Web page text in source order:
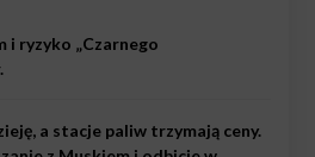
i ryzyko „Czarnego
a stacje paliw trzymają ceny.